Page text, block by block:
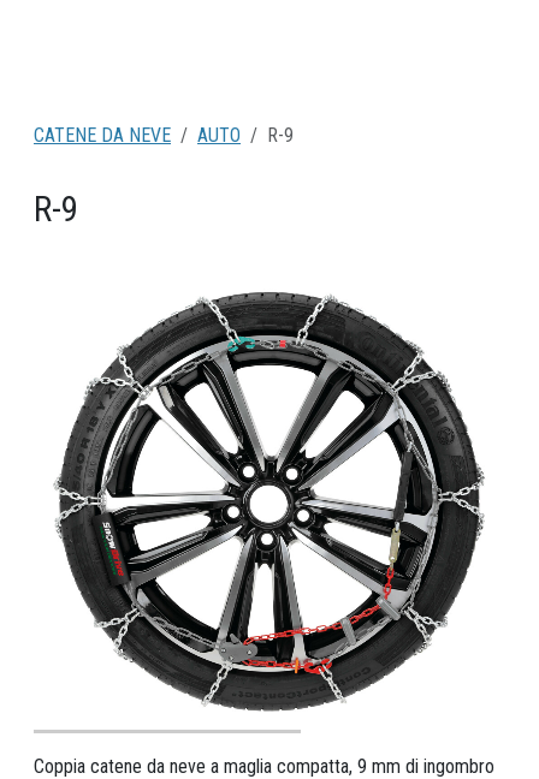
CATENE DA NEVE AUTO R-9
R-9
Coppia catene da neve a maglia compatta, 9 mm di ingombro